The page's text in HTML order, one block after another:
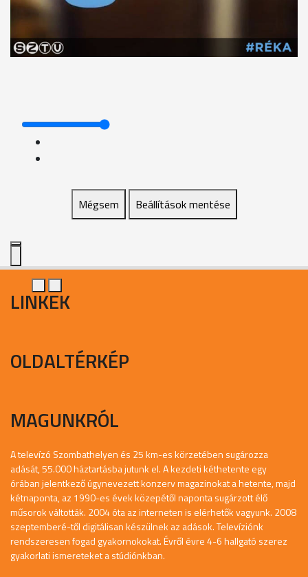
Mégsem Beállítások mentése
LINKEK
OLDALTÉRKÉP
MAGUNKRÓL
A televízó Szombathelyen és 25 km-es körzetében sugározza
adását, 55.000 háztartásba jutunk el. A kezdeti kéthetente egy
órában jelentkező úgynevezett konzerv magazinokat a hetente, majd
kétnaponta, az 1990-es évek közepétől naponta sugárzott élő
műsorok váltották. 2004 óta az interneten is elérhetők vagyunk. 2008
szeptemberé-től digitálisan készülnek az adások. Televíziónk
rendszeresen fogad gyakornokokat. Évről évre 4-6 hallgató szerez
gyakorlati ismereteket a stúdiónkban.